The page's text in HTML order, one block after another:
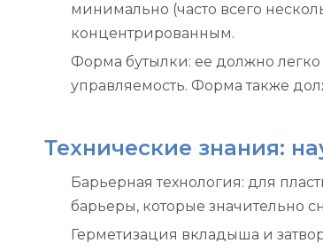
минимально (часто всего
концентрированным.
Форма бутылки: ее должно
управляемость. Форма также
Технические знания:
Барьерная технология: для
барьеры, которые значительно
Герметизация вкладыша и